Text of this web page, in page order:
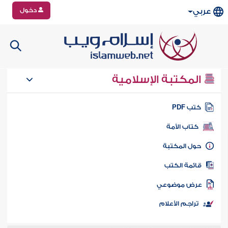
عربي دخول
المكتبة الإسلامية
كتب PDF
كتاب الأمة
المكتبة
الكتب
موضوعي